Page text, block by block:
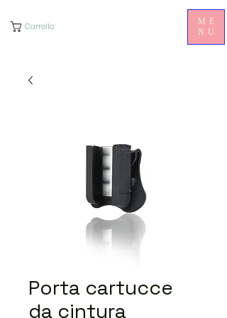
Carrello
ME
NU
Porta cartucce
da cintura